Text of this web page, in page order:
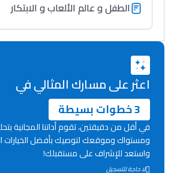
الطفل و عالم الألعاب و الابتكار
اعثر على مسارك المثالي في
3 خطوات بسيطة
في أقل من دقيقتين، تقوم أداتنا المجانية
ومستواك وموقعك لتوصيك بأفضل الخيارات
واستعد للإشراف على مستقبلك!
لا حاجة للتسجيل